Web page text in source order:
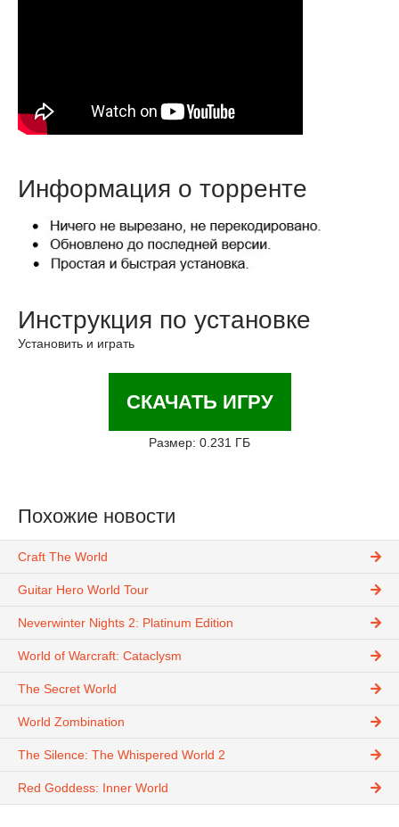
Информация о торренте
Инструкция по установке
Установить и играть
СКАЧАТЬ ИГРУ
Размер: 0.231 ГБ
Похожие новости
Craft The World
Guitar Hero World Tour
Neverwinter Nights 2: Platinum Edition
World of Warcraft: Cataclysm
The Secret World
World Zombination
The Silence: The Whispered World 2
Red Goddess: Inner World